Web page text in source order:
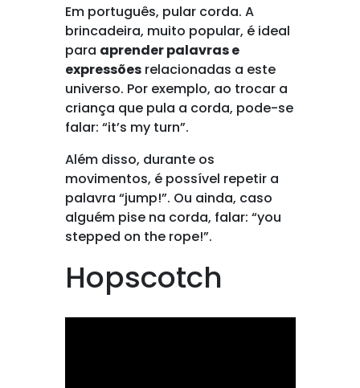
Em português, pular corda. A
brincadeira, muito popular, é ideal
para aprender palavras e
expressõesrelacionadas a este
universo. Por exemplo, ao trocar a
criança que pula a corda, pode-se
falar: “it’s my turn”.
Além disso, durante os
movimentos, é possível repetir a
palavra “jump!”. Ou ainda, caso
alguém pise na corda, falar: “you
stepped on the rope!”.
Hopscotch